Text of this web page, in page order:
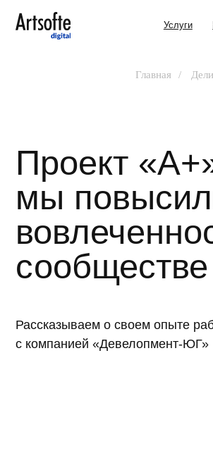
Услуги Кейсы
Главная /
Проект «А+»:
мы повысили
сообществе